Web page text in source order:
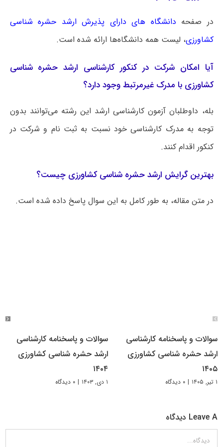
در صفحه دانشگاه های دارای پذیرش ارشد حشره‌ شناسی
کشاورزی، لیست همه دانشگاه‌ها ارائه شده است.
آیا امکان شرکت در کنکور کارشناسی ارشد حشره‌ شناسی
کشاورزی با مدرک غیرمرتبط وجود دارد؟
بله، داوطلبان آزمون کارشناسی ارشد این رشته می‌توانند بدون
توجه به مدرک کارشناسی خود نسبت به ثبت نام و شرکت در
کنکور اقدام کنند.
بهترین گرایش ارشد حشره‌ شناسی کشاورزی چیست؟
در متن مقاله، به طور کامل به این سوال پاسخ داده شده است.
سوالات و پاسخنامه کارشناسی
ارشد حشره شناسی کشاورزی
۱۴۰۵
۱ تیر, ۱۴۰۵ | ۰ دیدگاه
سوالات و پاسخنامه کارشناسی
ارشد حشره‌ شناسی کشاورزی
۱۴۰۴
۱ دی, ۱۴۰۳ | ۰ دیدگاه
Leave A دیدگاه
دیدگاه